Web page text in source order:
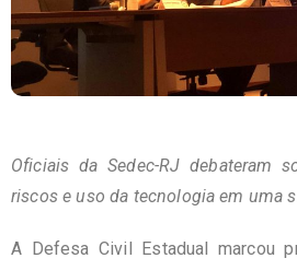
Oficiais da Sedec-RJ debateram
riscos e uso da tecnologia em uma
A Defesa Civil Estadual marcou